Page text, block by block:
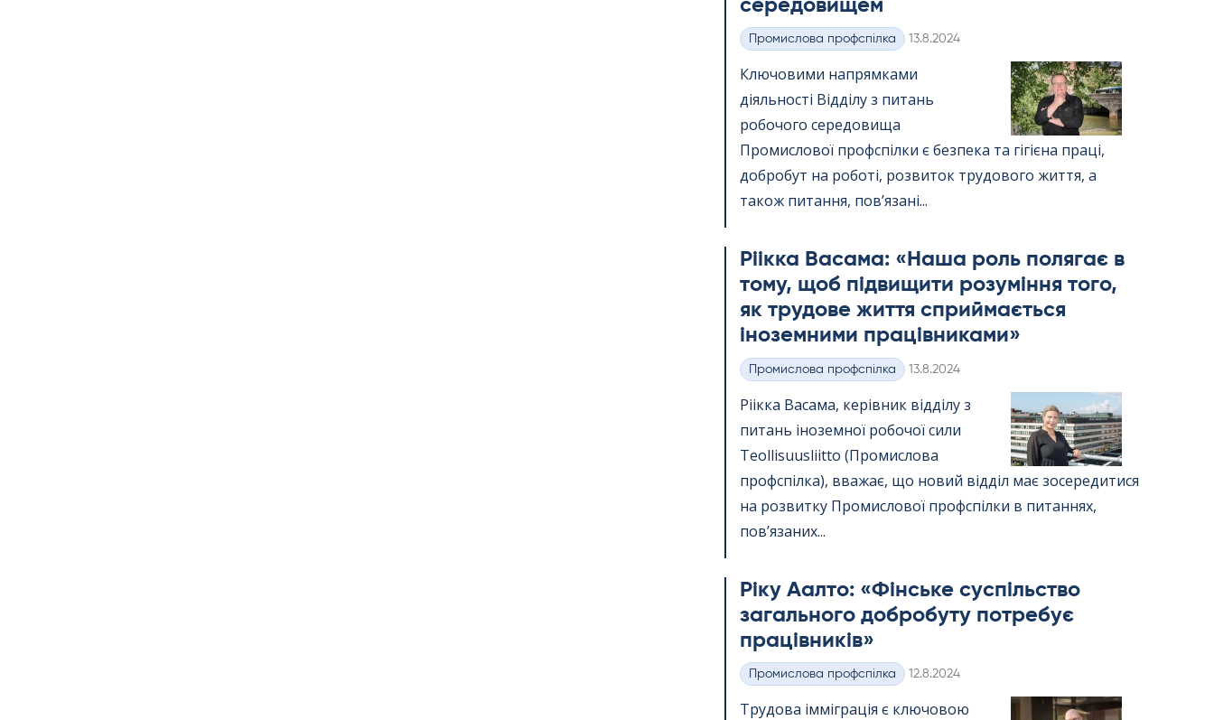
середовищем
Категорії
Промислова профспілка Kirjoitettu
13.8.2024
Ключовими напрямками
діяльності Відділу з питань
робочого середовища
Промислової профспілки є безпека та гігієна праці,
добробут на роботі, розвиток трудового життя, а
також питання, пов’язані...
Ріікка Васама: «Наша роль полягає в
тому, щоб підвищити розуміння того,
як трудове життя сприймається
іноземними працівниками»
Категорії
Промислова профспілка Kirjoitettu
13.8.2024
Ріікка Васама, керівник відділу з
питань іноземної робочої сили
Teol­li­suus­liitto (Промислова
профспілка), вважає, що новий відділ має зосередитися
на розвитку Промислової профспілки в питаннях,
пов’язаних...
Ріку Аалто: «Фінське суспільство
загального добробуту потребує
працівників»
Категорії
Промислова профспілка Kirjoitettu
12.8.2024
Трудова імміграція є ключовою